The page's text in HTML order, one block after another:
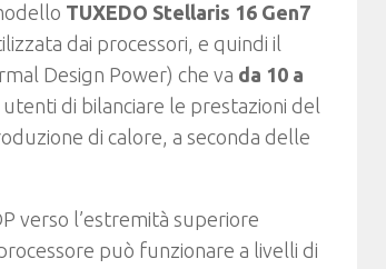
TUXEDO Stellaris 16 Gen7
dai processori, e quindi il
Design Power) che va da 10 a
di bilanciare le prestazioni del
di calore, a seconda delle
verso l’estremità superiore
può funzionare a livelli di